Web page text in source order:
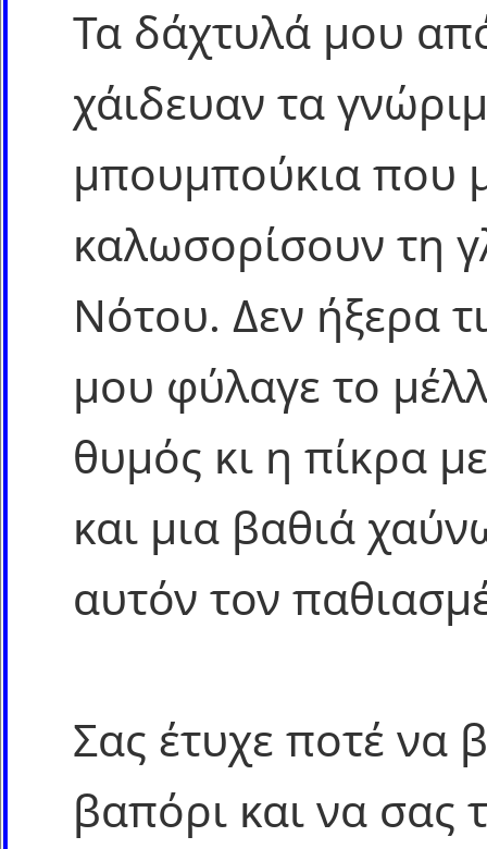
Τα δάχτυλά μου
χάιδευαν τα
μπουμπούκια που
καλωσορίσουν τη
Νότου. Δεν ήξερα
μου φύλαγε το
θυμός κι η πίκρα
και μια βαθιά
αυτόν τον
Σας έτυχε ποτέ να
βαπόρι και να σας